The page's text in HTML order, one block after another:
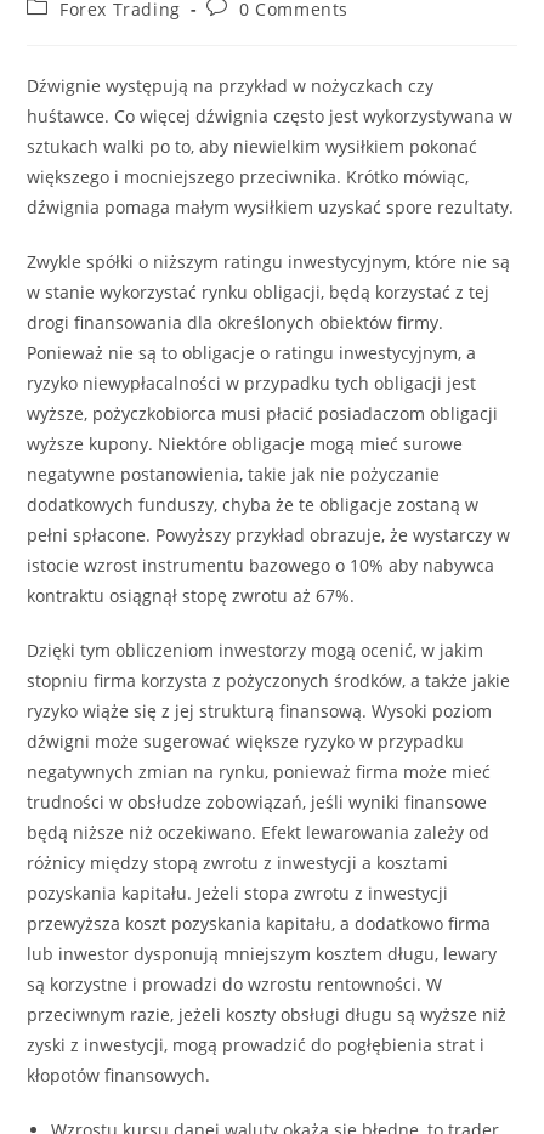
PostForex Trading
Post0 Comments
Dźwignie występują na przykład w nożyczkach czy
huśtawce. Co więcej dźwignia często jest wykorzystywana w
sztukach walki po to, aby niewielkim wysiłkiem pokonać
większego i mocniejszego przeciwnika. Krótko mówiąc,
dźwignia pomaga małym wysiłkiem uzyskać spore rezultaty.
Zwykle spółki o niższym ratingu inwestycyjnym, które nie są
w stanie wykorzystać rynku obligacji, będą korzystać z tej
drogi finansowania dla określonych obiektów firmy.
Ponieważ nie są to obligacje o ratingu inwestycyjnym, a
ryzyko niewypłacalności w przypadku tych obligacji jest
wyższe, pożyczkobiorca musi płacić posiadaczom obligacji
wyższe kupony. Niektóre obligacje mogą mieć surowe
negatywne postanowienia, takie jak nie pożyczanie
dodatkowych funduszy, chyba że te obligacje zostaną w
pełni spłacone. Powyższy przykład obrazuje, że wystarczy w
istocie wzrost instrumentu bazowego o 10% aby nabywca
kontraktu osiągnął stopę zwrotu aż 67%.
Dzięki tym obliczeniom inwestorzy mogą ocenić, w jakim
stopniu firma korzysta z pożyczonych środków, a także jakie
ryzyko wiąże się z jej strukturą finansową. Wysoki poziom
dźwigni może sugerować większe ryzyko w przypadku
negatywnych zmian na rynku, ponieważ firma może mieć
trudności w obsłudze zobowiązań, jeśli wyniki finansowe
będą niższe niż oczekiwano. Efekt lewarowania zależy od
różnicy między stopą zwrotu z inwestycji a kosztami
pozyskania kapitału. Jeżeli stopa zwrotu z inwestycji
przewyższa koszt pozyskania kapitału, a dodatkowo firma
lub inwestor dysponują mniejszym kosztem długu, lewary
są korzystne i prowadzi do wzrostu rentowności. W
przeciwnym razie, jeżeli koszty obsługi długu są wyższe niż
zyski z inwestycji, mogą prowadzić do pogłębienia strat i
kłopotów finansowych.